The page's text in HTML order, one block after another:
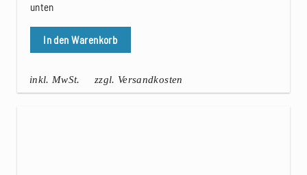
unten
In den Warenkorb
inkl. MwSt. zzgl. Versandkosten